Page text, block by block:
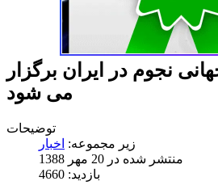
نجوم در ایران برگزار
می شود
توضیحات
زیر مجموعه: اخبار
منتشر شده در 20 مهر 1388
بازدید: 4660